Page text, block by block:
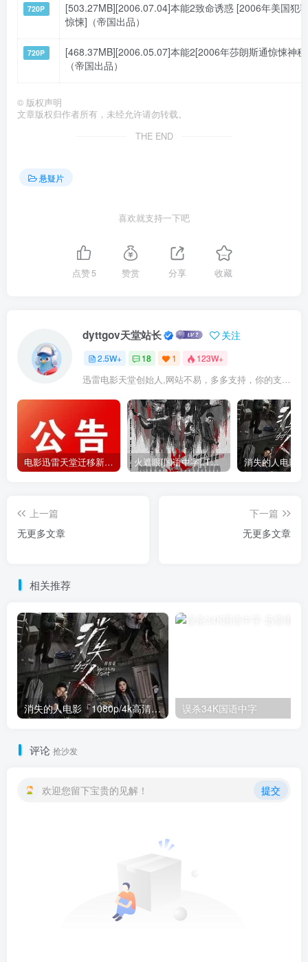
720P
[503.27MB][2006.07.04]本能2致命诱惑 [2006年美国犯
惊悚]（帝国出品）
720P
[468.37MB][2006.05.07]本能2[2006年莎朗斯通惊悚神
（帝国出品）
© 版权声明
文章版权归作者所有，未经允许请勿转载。
THE END
悬疑片
喜欢就支持一下吧
点赞5 赞赏 分享 收藏
dyttgov天堂站长 关注
2.5W+ 18 1 123W+
迅雷电影天堂创始人,网站不易，多多支持，你的支持，是我前进的动力！
电影迅雷天堂迁移新服务器,正常更新，维护完毕! 火遮眼[国语中字].The.Furious.2026.1080p+2160p高清下载
上一篇
无更多文章
下一篇
无更多文章
相关推荐
消失的人电影「1080p/4k高清」迅雷下载 误杀34K国语中字
评论 抢沙发
欢迎您留下宝贵的见解！ 提交